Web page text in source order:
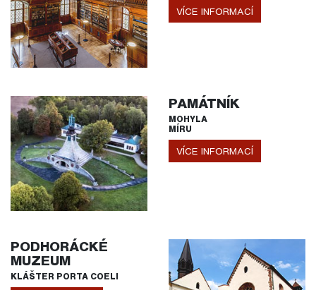
VÍCE INFORMACÍ
PAMÁTNÍK
MOHYLA
MÍRU
VÍCE INFORMACÍ
PODHORÁCKÉ
MUZEUM
KLÁŠTER PORTA COELI